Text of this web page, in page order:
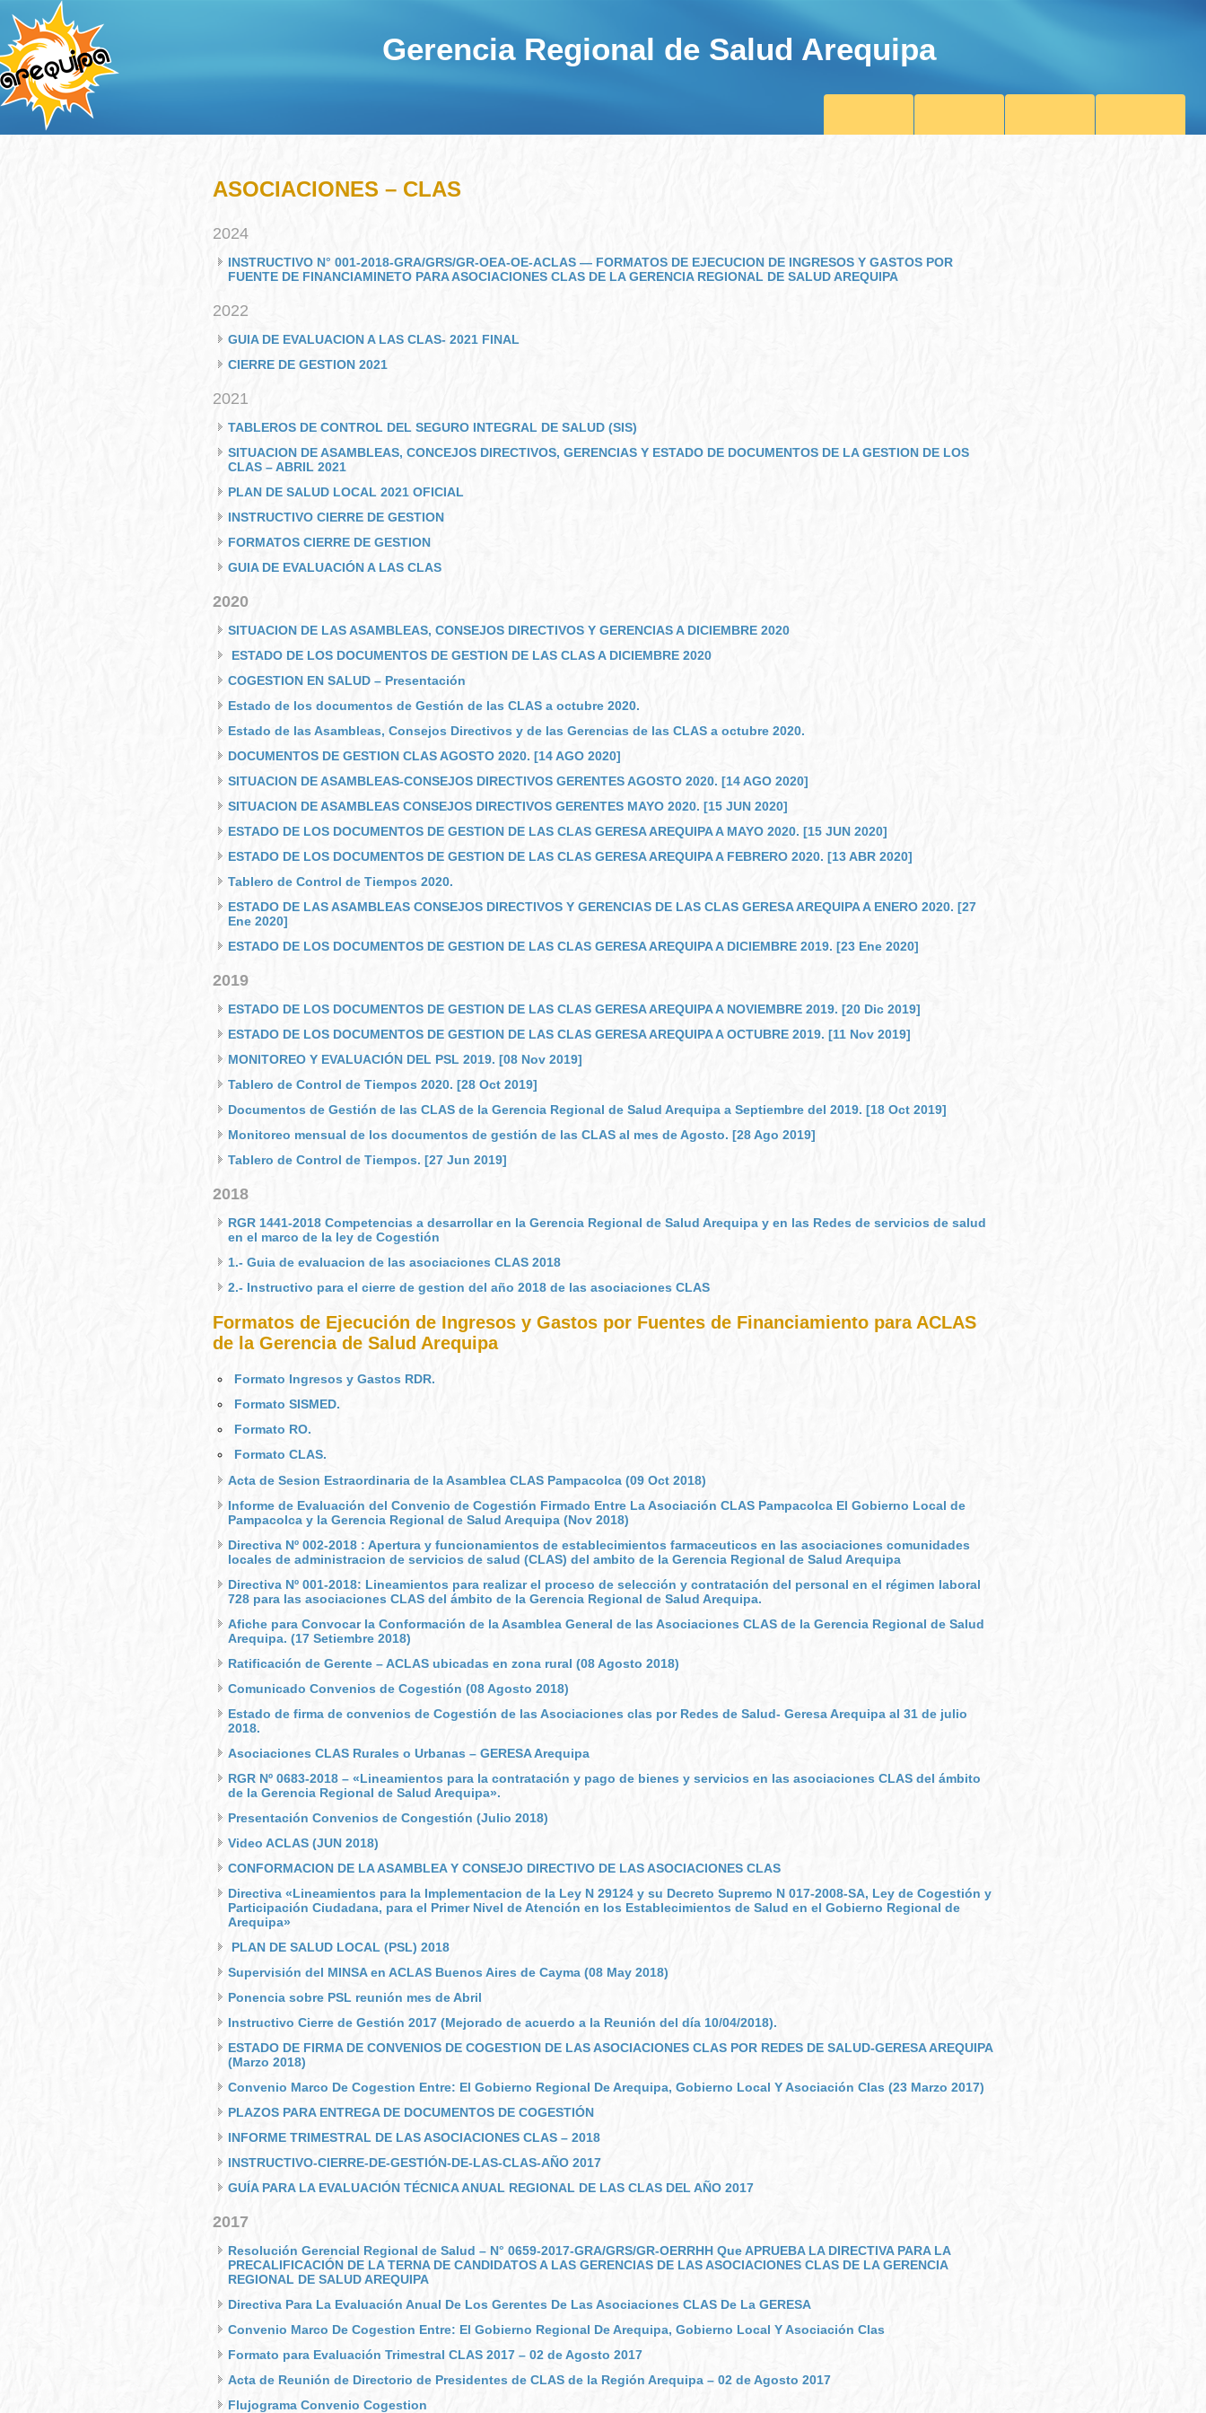
Gerencia Regional de Salud Arequipa
ASOCIACIONES – CLAS
2024
INSTRUCTIVO N° 001-2018-GRA/GRS/GR-OEA-OE-ACLAS — FORMATOS DE EJECUCION DE INGRESOS Y GASTOS POR
FUENTE DE FINANCIAMINETO PARA ASOCIACIONES CLAS DE LA GERENCIA REGIONAL DE SALUD AREQUIPA
2022
GUIA DE EVALUACION A LAS CLAS- 2021 FINAL
CIERRE DE GESTION 2021
2021
TABLEROS DE CONTROL DEL SEGURO INTEGRAL DE SALUD (SIS)
SITUACION DE ASAMBLEAS, CONCEJOS DIRECTIVOS, GERENCIAS Y ESTADO DE DOCUMENTOS DE LA GESTION DE LOS
CLAS – ABRIL 2021
PLAN DE SALUD LOCAL 2021 OFICIAL
INSTRUCTIVO CIERRE DE GESTION
FORMATOS CIERRE DE GESTION
GUIA DE EVALUACIÓN A LAS CLAS
2020
SITUACION DE LAS ASAMBLEAS, CONSEJOS DIRECTIVOS Y GERENCIAS A DICIEMBRE 2020
ESTADO DE LOS DOCUMENTOS DE GESTION DE LAS CLAS A DICIEMBRE 2020
COGESTION EN SALUD – Presentación
Estado de los documentos de Gestión de las CLAS a octubre 2020.
Estado de las Asambleas, Consejos Directivos y de las Gerencias de las CLAS a octubre 2020.
DOCUMENTOS DE GESTION CLAS AGOSTO 2020. [14 AGO 2020]
SITUACION DE ASAMBLEAS-CONSEJOS DIRECTIVOS GERENTES AGOSTO 2020. [14 AGO 2020]
SITUACION DE ASAMBLEAS CONSEJOS DIRECTIVOS GERENTES MAYO 2020. [15 JUN 2020]
ESTADO DE LOS DOCUMENTOS DE GESTION DE LAS CLAS GERESA AREQUIPA A MAYO 2020. [15 JUN 2020]
ESTADO DE LOS DOCUMENTOS DE GESTION DE LAS CLAS GERESA AREQUIPA A FEBRERO 2020. [13 ABR 2020]
Tablero de Control de Tiempos 2020.
ESTADO DE LAS ASAMBLEAS CONSEJOS DIRECTIVOS Y GERENCIAS DE LAS CLAS GERESA AREQUIPA A ENERO 2020. [27
Ene 2020]
ESTADO DE LOS DOCUMENTOS DE GESTION DE LAS CLAS GERESA AREQUIPA A DICIEMBRE 2019. [23 Ene 2020]
2019
ESTADO DE LOS DOCUMENTOS DE GESTION DE LAS CLAS GERESA AREQUIPA A NOVIEMBRE 2019. [20 Dic 2019]
ESTADO DE LOS DOCUMENTOS DE GESTION DE LAS CLAS GERESA AREQUIPA A OCTUBRE 2019. [11 Nov 2019]
MONITOREO Y EVALUACIÓN DEL PSL 2019. [08 Nov 2019]
Tablero de Control de Tiempos 2020. [28 Oct 2019]
Documentos de Gestión de las CLAS de la Gerencia Regional de Salud Arequipa a Septiembre del 2019. [18 Oct 2019]
Monitoreo mensual de los documentos de gestión de las CLAS al mes de Agosto. [28 Ago 2019]
Tablero de Control de Tiempos. [27 Jun 2019]
2018
RGR 1441-2018 Competencias a desarrollar en la Gerencia Regional de Salud Arequipa y en las Redes de servicios de salud
en el marco de la ley de Cogestión
1.- Guia de evaluacion de las asociaciones CLAS 2018
2.- Instructivo para el cierre de gestion del año 2018 de las asociaciones CLAS
Formatos de Ejecución de Ingresos y Gastos por Fuentes de Financiamiento para ACLAS
de la Gerencia de Salud Arequipa
Formato Ingresos y Gastos RDR.
Formato SISMED.
Formato RO.
Formato CLAS.
Acta de Sesion Estraordinaria de la Asamblea CLAS Pampacolca (09 Oct 2018)
Informe de Evaluación del Convenio de Cogestión Firmado Entre La Asociación CLAS Pampacolca El Gobierno Local de
Pampacolca y la Gerencia Regional de Salud Arequipa (Nov 2018)
Directiva Nº 002-2018 : Apertura y funcionamientos de establecimientos farmaceuticos en las asociaciones comunidades
locales de administracion de servicios de salud (CLAS) del ambito de la Gerencia Regional de Salud Arequipa
Directiva Nº 001-2018: Lineamientos para realizar el proceso de selección y contratación del personal en el régimen laboral
728 para las asociaciones CLAS del ámbito de la Gerencia Regional de Salud Arequipa.
Afiche para Convocar la Conformación de la Asamblea General de las Asociaciones CLAS de la Gerencia Regional de Salud
Arequipa. (17 Setiembre 2018)
Ratificación de Gerente – ACLAS ubicadas en zona rural (08 Agosto 2018)
Comunicado Convenios de Cogestión (08 Agosto 2018)
Estado de firma de convenios de Cogestión de las Asociaciones clas por Redes de Salud- Geresa Arequipa al 31 de julio
2018.
Asociaciones CLAS Rurales o Urbanas – GERESA Arequipa
RGR Nº 0683-2018 – «Lineamientos para la contratación y pago de bienes y servicios en las asociaciones CLAS del ámbito
de la Gerencia Regional de Salud Arequipa».
Presentación Convenios de Congestión (Julio 2018)
Video ACLAS (JUN 2018)
CONFORMACION DE LA ASAMBLEA Y CONSEJO DIRECTIVO DE LAS ASOCIACIONES CLAS
Directiva «Lineamientos para la Implementacion de la Ley N 29124 y su Decreto Supremo N 017-2008-SA, Ley de Cogestión y
Participación Ciudadana, para el Primer Nivel de Atención en los Establecimientos de Salud en el Gobierno Regional de
Arequipa»
PLAN DE SALUD LOCAL (PSL) 2018
Supervisión del MINSA en ACLAS Buenos Aires de Cayma (08 May 2018)
Ponencia sobre PSL reunión mes de Abril
Instructivo Cierre de Gestión 2017 (Mejorado de acuerdo a la Reunión del día 10/04/2018).
ESTADO DE FIRMA DE CONVENIOS DE COGESTION DE LAS ASOCIACIONES CLAS POR REDES DE SALUD-GERESA AREQUIPA
(Marzo 2018)
Convenio Marco De Cogestion Entre: El Gobierno Regional De Arequipa, Gobierno Local Y Asociación Clas (23 Marzo 2017)
PLAZOS PARA ENTREGA DE DOCUMENTOS DE COGESTIÓN
INFORME TRIMESTRAL DE LAS ASOCIACIONES CLAS – 2018
INSTRUCTIVO-CIERRE-DE-GESTIÓN-DE-LAS-CLAS-AÑO 2017
GUÍA PARA LA EVALUACIÓN TÉCNICA ANUAL REGIONAL DE LAS CLAS DEL AÑO 2017
2017
Resolución Gerencial Regional de Salud – N° 0659-2017-GRA/GRS/GR-OERRHH Que APRUEBA LA DIRECTIVA PARA LA
PRECALIFICACIÓN DE LA TERNA DE CANDIDATOS A LAS GERENCIAS DE LAS ASOCIACIONES CLAS DE LA GERENCIA
REGIONAL DE SALUD AREQUIPA
Directiva Para La Evaluación Anual De Los Gerentes De Las Asociaciones CLAS De La GERESA
Convenio Marco De Cogestion Entre: El Gobierno Regional De Arequipa, Gobierno Local Y Asociación Clas
Formato para Evaluación Trimestral CLAS 2017 – 02 de Agosto 2017
Acta de Reunión de Directorio de Presidentes de CLAS de la Región Arequipa – 02 de Agosto 2017
Flujograma Convenio Cogestion